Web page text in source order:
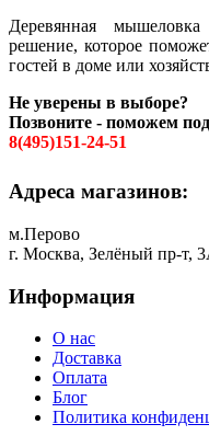
Деревянная
решение, которое
гостей в доме или
Не уверены в выборе?
Позвоните - поможем
8(495)151-24-51
Адреса магазинов:
м.Перово
г. Москва, Зелёный пр-
Информация
О нас
Доставка
Оплата
Блог
Политика